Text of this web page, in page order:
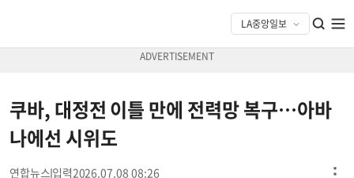
쿠바, 대정전 이틀 만에 전력망 복구…아바
나에선 시위도
연합뉴스 2026.07.08 08:26